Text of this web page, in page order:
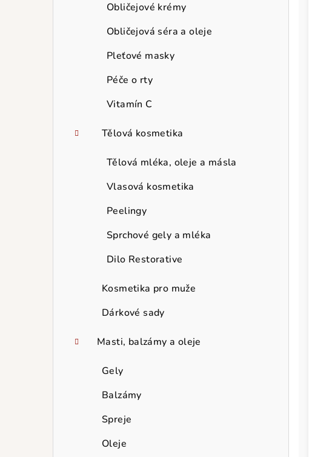
Obličejové krémy
Obličejová séra a oleje
Pleťové masky
Péče o rty
Vitamín C
Tělová kosmetika
Tělová mléka, oleje a másla
Vlasová kosmetika
Peelingy
Sprchové gely a mléka
Dilo Restorative
Kosmetika pro muže
Dárkové sady
Masti, balzámy a oleje
Gely
Balzámy
Spreje
Oleje